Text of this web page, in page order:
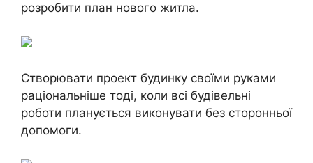
розробити план нового житла.
Створювати проект будинку своїми руками
раціональніше тоді, коли всі будівельні
роботи планується виконувати без сторонньої
допомоги.